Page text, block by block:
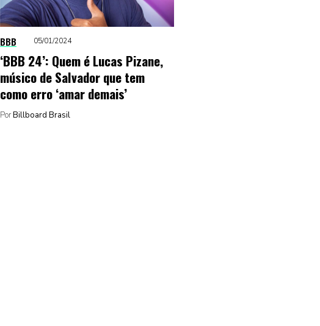
BBB 05/01/2024
‘BBB 24’: Quem é Lucas Pizane,
músico de Salvador que tem
como erro ‘amar demais’
PorBillboard Brasil